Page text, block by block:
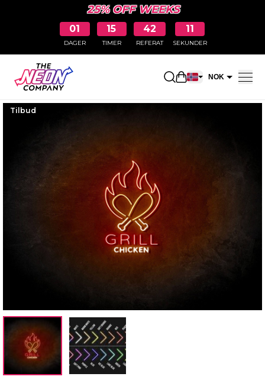
25% OFF WEEKS
01
DAGER
15
TIMER
42
REFERAT
11
SEKUNDER
Åpne NOK
Tilbud